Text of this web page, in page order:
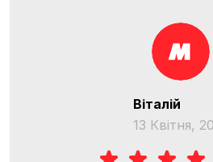
Віталій
13 Квітня,